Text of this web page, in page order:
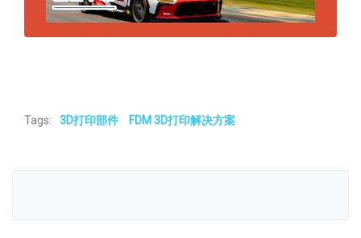
Tags: 3D打印部件 FDM 3D打印解决方案